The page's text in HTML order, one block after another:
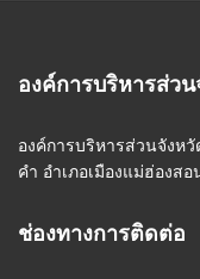
องค์การบริหารส่ว
องค์การบริหารส่วนจังห
คำ อำเภอเมืองแม่ฮ่องส
ช่องทางการติดต่อ